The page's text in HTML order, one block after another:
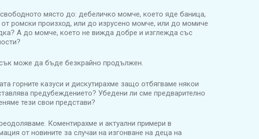
място до: дебеличко момче, което яде баница,
ромски произход, или до изрусено момче, или до момиче
А до момче, което не вижда добре и изглежда със
може да бъде безкрайно продължен.
горните казуси и дискутирахме защо отбягваме някои
предубеждението? Убедени ли сме предварително
тези свои представи?
Коментирахме и актуални примери в
от новините за случаи на изгонване на деца на